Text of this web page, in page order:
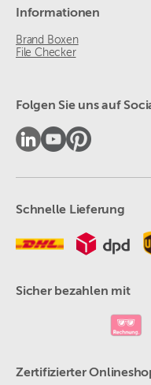
Informationen
Brand Boxen
File Checker
Folgen Sie uns auf
Schnelle Lieferung
Sicher bezahlen mit
Zertifizierter